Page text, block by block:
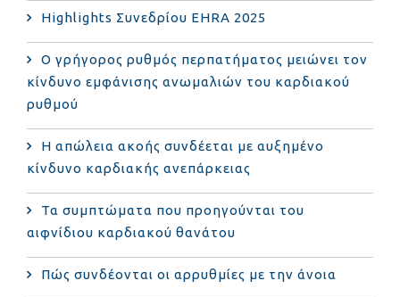
Highlights Συνεδρίου EHRA 2025
Ο γρήγορος ρυθμός περπατήματος μειώνει τον
κίνδυνο εμφάνισης ανωμαλιών του καρδιακού
ρυθμού
Η απώλεια ακοής συνδέεται με αυξημένο
κίνδυνο καρδιακής ανεπάρκειας
Τα συμπτώματα που προηγούνται του
αιφνίδιου καρδιακού θανάτου
Πώς συνδέονται οι αρρυθμίες με την άνοια